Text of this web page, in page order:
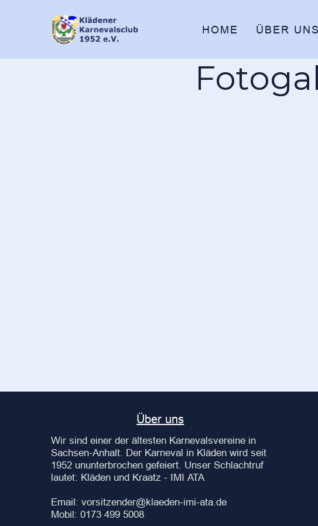
HOME ÜBER UNS
Über uns
Wir sind einer der ältesten Karnevalsvereine in
Sachsen-Anhalt. Der Karneval in Kläden wird seit
1952 ununterbrochen gefeiert. Unser Schlachtruf
lautet: Kläden und Kraatz - IMI ATA
Email: vorsitzender@klaeden-imi-ata.de
Mobil: 0173 499 5008